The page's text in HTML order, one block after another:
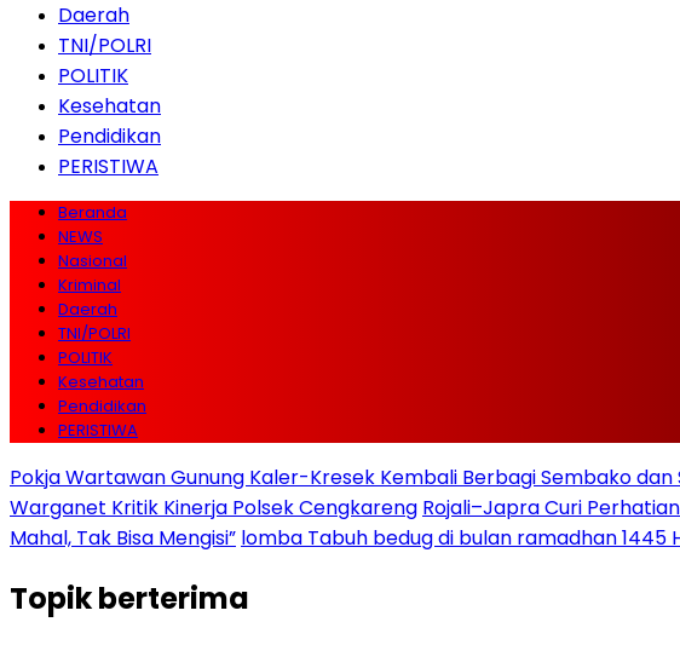
Daerah
TNI/POLRI
POLITIK
Kesehatan
Pendidikan
PERISTIWA
Beranda
NEWS
Nasional
Kriminal
Daerah
TNI/POLRI
POLITIK
Kesehatan
Pendidikan
PERISTIWA
Pokja Wartawan Gunung Kaler-Kresek Kembali Berbagi Sembako dan
Warganet Kritik Kinerja Polsek Cengkareng Rojali–Japra Curi
Mahal, Tak Bisa Mengisi” lomba Tabuh bedug di bulan ramadhan 1445
Topikberterima